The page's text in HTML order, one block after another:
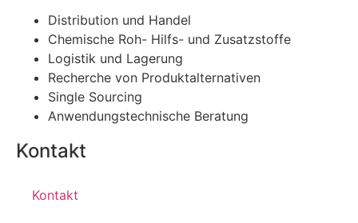
Distribution und Handel
Chemische Roh- Hilfs- und Zusatzstoffe
Logistik und Lagerung
Recherche von Produktalternativen
Single Sourcing
Anwendungstechnische Beratung
Kontakt
Kontakt